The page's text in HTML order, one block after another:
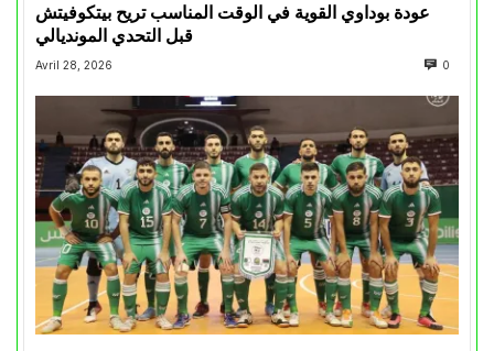
عودة بوداوي القوية في الوقت المناسب تريح بيتكوفيتش
قبل التحدي المونديالي
Avril 28, 2026 0